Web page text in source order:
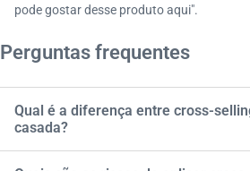
pode gostar desse produto aqui".
Perguntas frequentes
Qual é a diferença entre cross-
casada?